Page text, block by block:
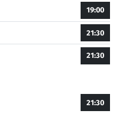
19:00
21:30
21:30
21:30